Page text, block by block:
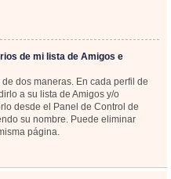
de mi lista de Amigos e
dos maneras. En cada perfil de
a su lista de Amigos y/o
desde el Panel de Control de
su nombre. Puede eliminar
página.